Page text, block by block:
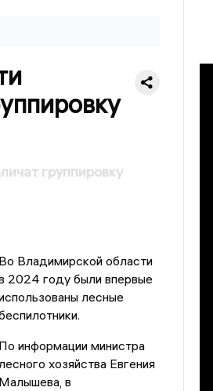
группировку
Во Владимирской области
2024 году были впервые
лесные
По информации министра
хозяйства Евгения
Малышева, в